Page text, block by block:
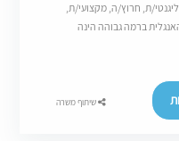
ת, חרוץ/ה, מקצועי/ת,
ברמה גבוהה הינה
שיתוף משרה